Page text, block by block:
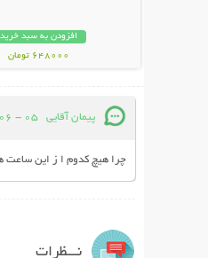
افزودن به سبد خرید
648000 تومان
پیمان آقایی 05 - 06 - 1398
چرا هیچ کدوم ا ز این ساعت
نـــظرات